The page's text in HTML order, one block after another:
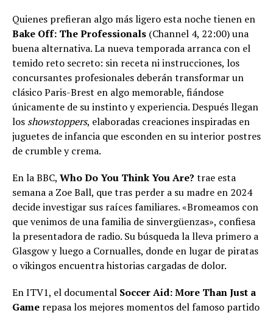
Quienes prefieran algo más ligero esta noche tienen en
Bake Off: The Professionals (Channel 4, 22:00) una
buena alternativa. La nueva temporada arranca con el
temido reto secreto: sin receta ni instrucciones, los
concursantes profesionales deberán transformar un
clásico Paris-Brest en algo memorable, fiándose
únicamente de su instinto y experiencia. Después llegan
los showstoppers, elaboradas creaciones inspiradas en
juguetes de infancia que esconden en su interior postres
de crumble y crema.
En la BBC, Who Do You Think You Are? trae esta
semana a Zoe Ball, que tras perder a su madre en 2024
decide investigar sus raíces familiares. «Bromeamos con
que venimos de una familia de sinvergüenzas», confiesa
la presentadora de radio. Su búsqueda la lleva primero a
Glasgow y luego a Cornualles, donde en lugar de piratas
o vikingos encuentra historias cargadas de dolor.
En ITV1, el documental Soccer Aid: More Than Just a
Game repasa los mejores momentos del famoso partido